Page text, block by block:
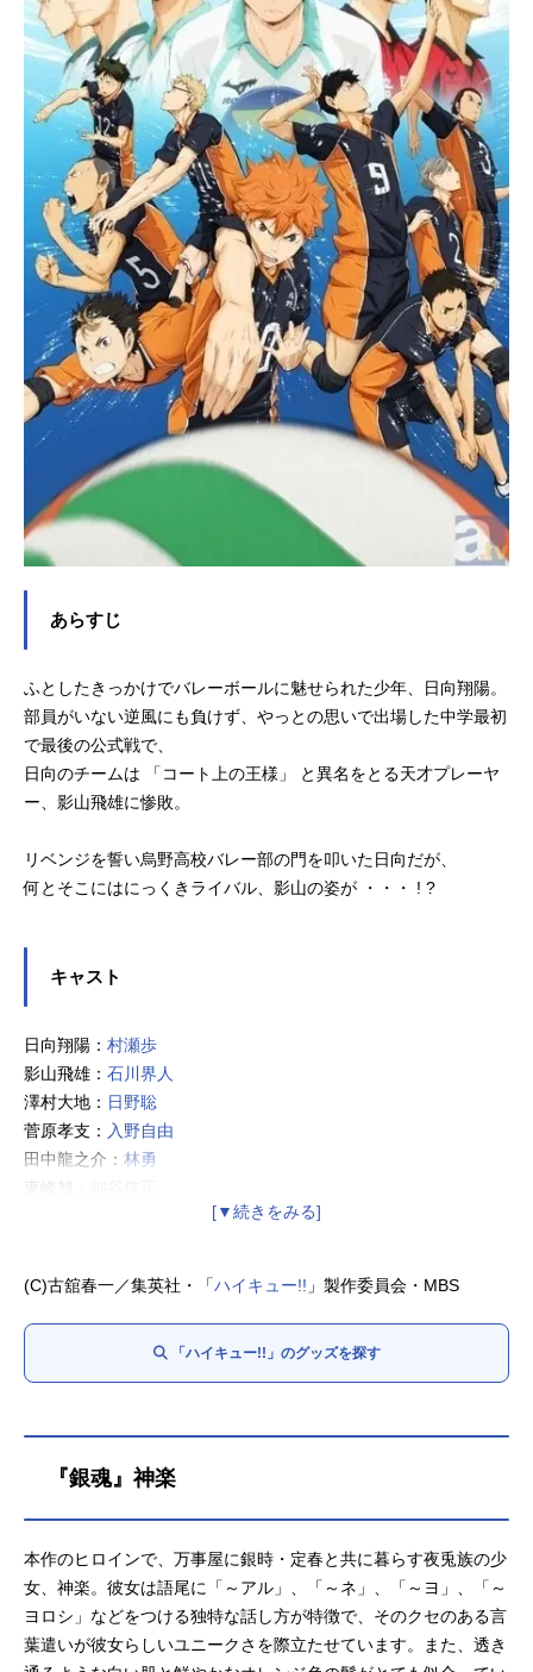
あらすじ
ふとしたきっかけでバレーボールに魅せられた少年、日向翔陽。
部員がいない逆風にも負けず、やっとの思いで出場した中学最初
で最後の公式戦で、
日向のチームは 「コート上の王様」 と異名をとる天才プレーヤ
ー、影山飛雄に惨敗。
リベンジを誓い烏野高校バレー部の門を叩いた日向だが、
何とそこにはにっくきライバル、影山の姿が ・・・ ! ?
キャスト
日向翔陽： 村瀬歩
影山飛雄： 石川界人
澤村大地： 日野聡
菅原孝支： 入野自由
田中龍之介： 林勇
東峰旭：
山口忠：
斉藤壮馬
縁下力：
増田俊樹
清水潔子：名塚佳織
神谷浩史
烏養繋心：田中一成
(C)古舘春一／集英社・「ハイキュー!! 」製作委員会・MBS
「ハイキュー!!」のグッズを探す
『銀魂』神楽
本作のヒロインで、万事屋に銀時・定春と共に暮らす夜兎族の少
女、神楽。彼女は語尾に「～アル」、「～ネ」、「～ヨ」、「～
ヨロシ」などをつける独特な話し方が特徴で、そのクセのある言
葉遣いが彼女らしいユニークさを際立たせています。また、透き